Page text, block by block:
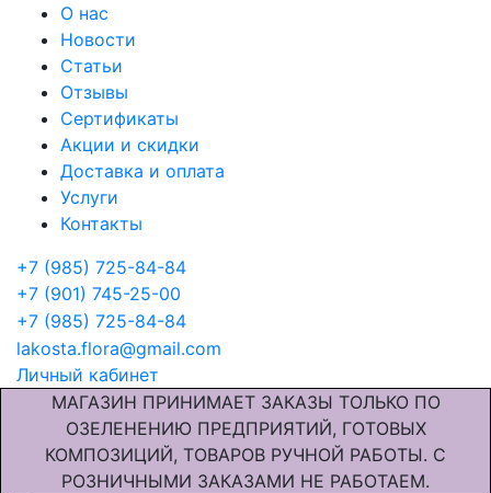
О нас
Новости
Статьи
Отзывы
Сертификаты
Акции и скидки
Доставка и оплата
Услуги
Контакты
+7 (985) 725-84-84
+7 (901) 745-25-00
+7 (985) 725-84-84
lakosta.flora@gmail.com
Личный кабинет
МАГАЗИН ПРИНИМАЕТ ЗАКАЗЫ ТОЛЬКО ПО
ОЗЕЛЕНЕНИЮ ПРЕДПРИЯТИЙ, ГОТОВЫХ
КОМПОЗИЦИЙ, ТОВАРОВ РУЧНОЙ РАБОТЫ. С
РОЗНИЧНЫМИ ЗАКАЗАМИ НЕ РАБОТАЕМ.